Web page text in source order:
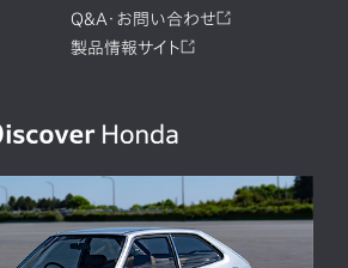
Q&A・お問い合わせ
製品情報サイト